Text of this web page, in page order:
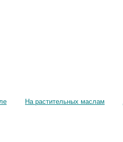
На растительных маслам